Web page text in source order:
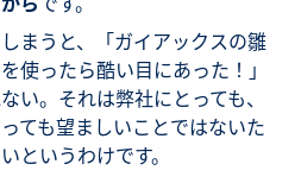
まうと、「ガイアックスの雛
使ったら酷い目にあった！」
い。それは弊社にとっても、
ても望ましいことではないた
というわけです。